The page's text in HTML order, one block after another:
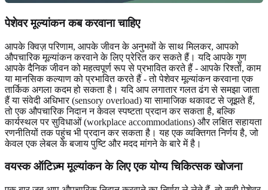
पेशेवर मूल्यांकन कब करवाना चाहिए
आपके क्विज़ परिणाम, आपके जीवन के अनुभवों के साथ मिलकर, आपको
औपचारिक मूल्यांकन करवाने के लिए प्रेरित कर सकते हैं। यदि आपके गुण
आपके दैनिक जीवन को महत्वपूर्ण रूप से प्रभावित करते हैं - आपके रिश्तों, काम
या मानसिक कल्याण को प्रभावित करते हैं - तो पेशेवर मूल्यांकन करवाना एक
तार्किक अगला कदम हो सकता है। यदि आप लगातार गलत ढंग से समझा जाता
हैं या संवेदी अधिभार (sensory overload) या सामाजिक थकावट से जूझते हैं,
तो एक औपचारिक निदान न केवल स्पष्टता प्रदान कर सकता है, बल्कि
कार्यस्थल पर सुविधाओं (workplace accommodations) और लक्षित सहायता
रणनीतियों तक पहुंच भी प्रदान कर सकता है। यह एक व्यक्तिगत निर्णय है, जो
केवल एक लेबल के बजाय पुष्टि और मदद मांगने के बारे में है।
वयस्क ऑटिज़्म मूल्यांकन के लिए एक योग्य चिकित्सक खोजना